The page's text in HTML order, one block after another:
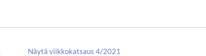
Näytä viikkokatsaus 4/2021